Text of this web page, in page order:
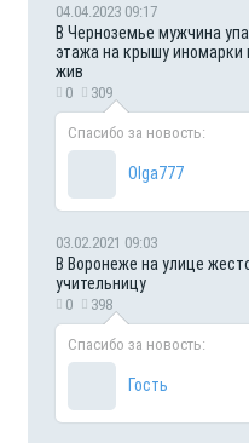
04.04.2023 09:17
В Черноземье мужчина
этажа на крышу иномарки
жив
0 309
Спасибо за новость:
Olga777
03.02.2021 09:03
В Воронеже на улице
учительницу
0 398
Спасибо за новость:
Гость